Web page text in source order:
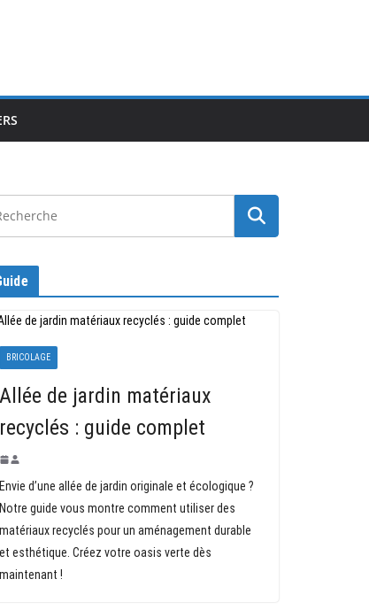
BRICOLAGE
Allée de jardin matériaux
recyclés : guide complet
Envie d’une allée de jardin originale et écologique ?
Notre guide vous montre comment utiliser des
matériaux recyclés pour un aménagement durable
et esthétique. Créez votre oasis verte dès
maintenant !